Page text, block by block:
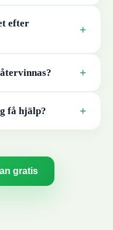
efter
+
+
få hjälp? +
gratis